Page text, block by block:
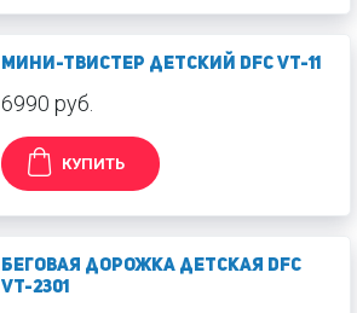
Мини-твистер детский DFC VT-11
6990 руб.
КУПИТЬ
Беговая дорожка детская DFC
VT-2301